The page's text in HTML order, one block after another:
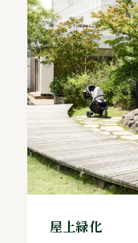
屋上緑化